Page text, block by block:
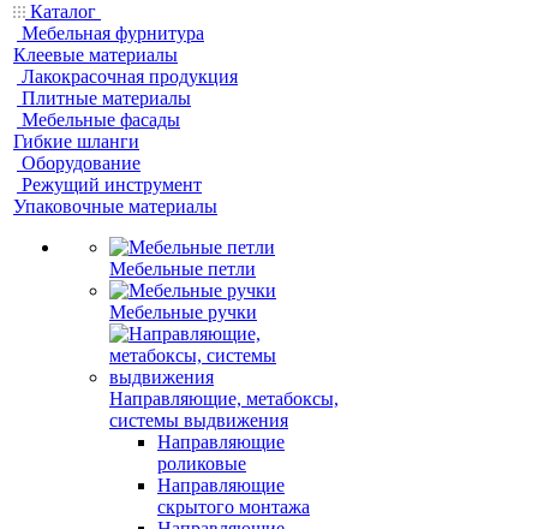
Каталог
Мебельная фурнитура
Клеевые материалы
Лакокрасочная продукция
Плитные материалы
Мебельные фасады
Гибкие шланги
Оборудование
Режущий инструмент
Упаковочные материалы
Мебельные петли
Мебельные ручки
Направляющие, метабоксы,
системы выдвижения
Направляющие
роликовые
Направляющие
скрытого монтажа